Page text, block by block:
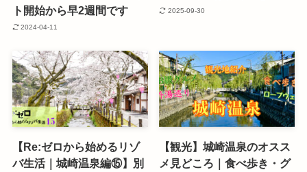
ト開始から早2週間です
2024-04-11
2025-09-30
【Re:ゼロから始めるリゾ
バ生活｜城崎温泉編⑮】別
【観光】城崎温泉のオスス
メ見どころ｜食べ歩き・グ